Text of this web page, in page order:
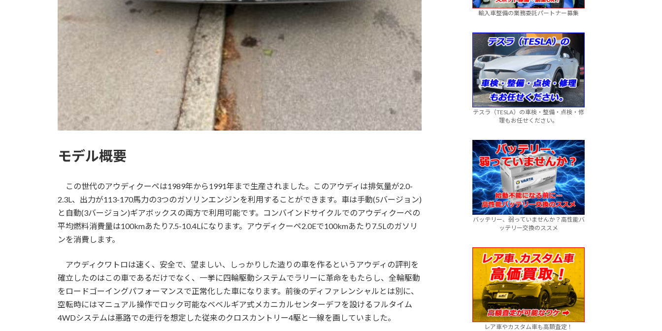
モデル概要
この世代のアウディクーペは1989年から1991年まで生産されました。このアウディは排気量が2.0-
2.3L、出力が113-170馬力の3つのガソリンエンジンを利用することができます。車は手動(5バージョン)
と自動(3バージョン)ギアボックスの両方で利用可能です。コンバインドサイクルでのアウディクーペの
平均燃料消費量は100kmあたり7.5-10.4Lになります。アウディクーペ2.0Eで100kmあたり7.5Lのガソリ
ンを消費します。
アウディクワトロは速く、安全で、望ましい、しっかりした造りの車を作るというアウディの評判を
確立したのはこの車であるだけでなく、一挙に四輪駆動システムでラリーに革命をもたらし、全輪駆動
をロードゴーイングパフォーマンスで正常化した車になります。前後のディファレンシャルとは別に、
空転時にはマニュアル操作でロック可能なベベルギア式メカニカルセンターデフを設けるフルタイム
4WDシステムは悪路での走行を想定した従来のクロスカントリー4駆と一線を画していました。
輸入車整備の業務委託パートナー募集
テスラ（TESLA）の車検・整備・点検・修
理もお任せください。
バッテリー、弱っていませんか？高性能バ
ッテリー交換のススメ
レア車やカスタム車も高額査定！